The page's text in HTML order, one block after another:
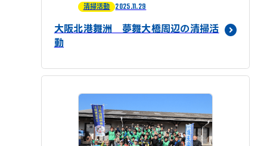
清掃活動 2025.11.29
大阪北港舞洲 夢舞大橋周辺の清掃活
動